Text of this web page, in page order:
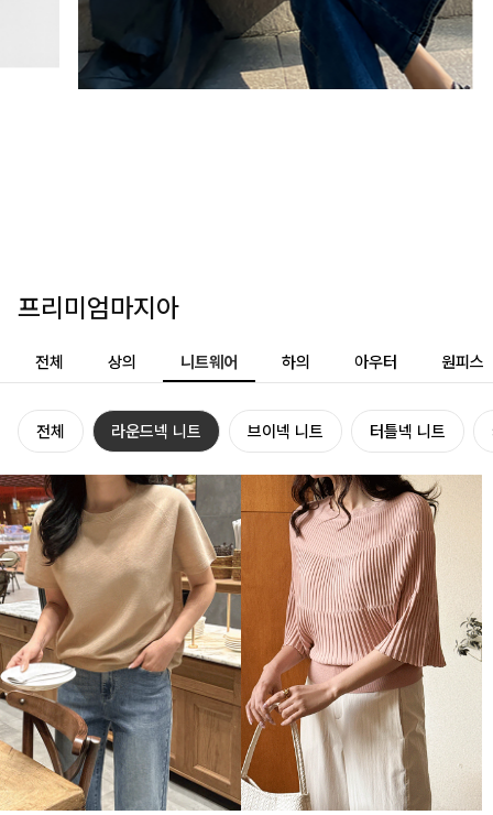
프리미엄마지아
전체 상의 니트웨어 하의 아우터 원피스
전체 라운드넥 니트 브이넥 니트 터틀넥 니트